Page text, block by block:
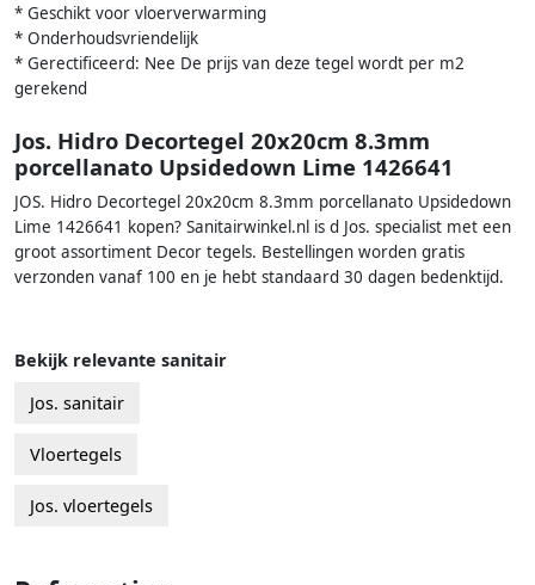
* Geschikt voor vloerverwarming
* Onderhoudsvriendelijk
* Gerectificeerd: Nee De prijs van deze tegel wordt per m2
gerekend
Jos. Hidro Decortegel 20x20cm 8.3mm
porcellanato Upsidedown Lime 1426641
JOS. Hidro Decortegel 20x20cm 8.3mm porcellanato Upsidedown
Lime 1426641 kopen? Sanitairwinkel.nl is d Jos. specialist met een
groot assortiment Decor tegels. Bestellingen worden gratis
verzonden vanaf 100 en je hebt standaard 30 dagen bedenktijd.
Bekijk relevante sanitair
Jos. sanitair
Vloertegels
Jos. vloertegels